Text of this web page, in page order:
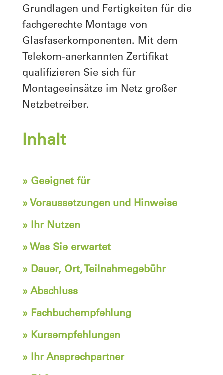
Grundlagen und Fertigkeiten für die
fachgerechte Montage von
Glasfaserkomponenten. Mit dem
Telekom-anerkannten Zertifikat
qualifizieren Sie sich für
Montageeinsätze im Netz großer
Netzbetreiber.
Inhalt
» Geeignet für
» Voraussetzungen und Hinweise
» Ihr Nutzen
» Was Sie erwartet
» Dauer, Ort, Teilnahmegebühr
» Abschluss
» Fachbuchempfehlung
» Kursempfehlungen
» Ihr Ansprechpartner